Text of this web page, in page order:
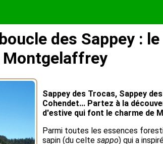
des Sappey :
Montgelaffrey
Sappey des Trocas, Sappey
Cohendet... Partez à la
d'estive qui font le charme de
Parmi toutes les essences
sapin (du celte sappo) qui a